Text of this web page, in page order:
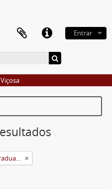
Entrar
Pró-Reitoria de Pesquisa e Pós-Graduação